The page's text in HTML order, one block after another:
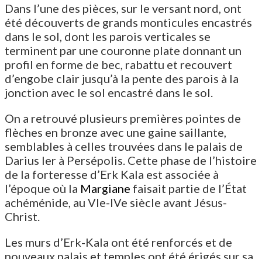
Dans l’une des pièces, sur le versant nord, ont
été découverts de grands monticules encastrés
dans le sol, dont les parois verticales se
terminent par une couronne plate donnant un
profil en forme de bec, rabattu et recouvert
d’engobe clair jusqu’à la pente des parois à la
jonction avec le sol encastré dans le sol.
On a retrouvé plusieurs premières pointes de
flèches en bronze avec une gaine saillante,
semblables à celles trouvées dans le palais de
Darius Ier à Persépolis. Cette phase de l’histoire
de la forteresse d’Erk Kala est associée à
l’époque où la Margiane faisait partie de l’État
achéménide, au VIe-IVe siècle avant Jésus-
Christ.
Les murs d’Erk-Kala ont été renforcés et de
nouveaux palais et temples ont été érigés sur sa